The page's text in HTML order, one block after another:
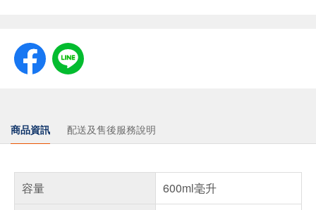
商品資訊 配送及售後服務說明
容量
600ml毫升